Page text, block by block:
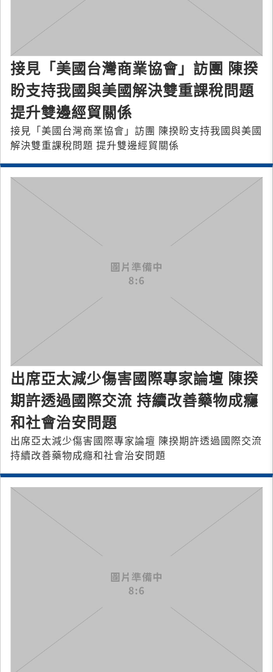
接見「美國台灣商業協會」訪團 陳揆
盼支持我國與美國解決雙重課稅問題
提升雙邊經貿關係
接見「美國台灣商業協會」訪團 陳揆盼支持我國與美國
解決雙重課稅問題 提升雙邊經貿關係
出席亞太減少傷害國際專家論壇 陳揆
期許透過國際交流 持續改善藥物成癮
和社會治安問題
出席亞太減少傷害國際專家論壇 陳揆期許透過國際交流
持續改善藥物成癮和社會治安問題